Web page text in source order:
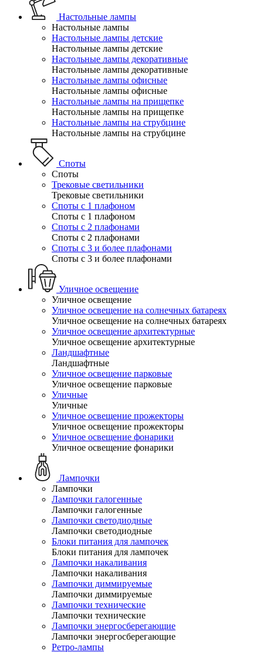
Настольные лампы
Настольные лампы
Настольные лампы детские
Настольные лампы детские
Настольные лампы декоративные
Настольные лампы декоративные
Настольные лампы офисные
Настольные лампы офисные
Настольные лампы на прищепке
Настольные лампы на прищепке
Настольные лампы на струбцине
Настольные лампы на струбцине
Споты
Споты
Трековые светильники
Трековые светильники
Споты с 1 плафоном
Споты с 1 плафоном
Споты с 2 плафонами
Споты с 2 плафонами
Споты с 3 и более плафонами
Споты с 3 и более плафонами
Уличное освещение
Уличное освещение
Уличное освещение на солнечных батареях
Уличное освещение на солнечных батареях
Уличное освещение архитектурные
Уличное освещение архитектурные
Ландшафтные
Ландшафтные
Уличное освещение парковые
Уличное освещение парковые
Уличные
Уличные
Уличное освещение прожекторы
Уличное освещение прожекторы
Уличное освещение фонарики
Уличное освещение фонарики
Лампочки
Лампочки
Лампочки галогенные
Лампочки галогенные
Лампочки светодиодные
Лампочки светодиодные
Блоки питания для лампочек
Блоки питания для лампочек
Лампочки накаливания
Лампочки накаливания
Лампочки диммируемые
Лампочки диммируемые
Лампочки технические
Лампочки технические
Лампочки энергосберегающие
Лампочки энергосберегающие
Ретро-лампы